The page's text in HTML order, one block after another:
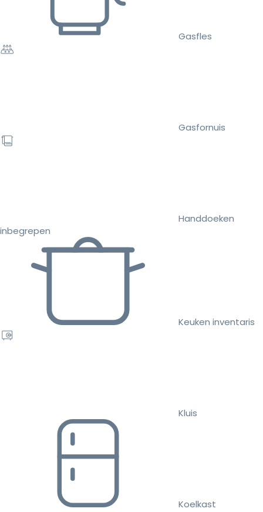
Gasfles
Gasfornuis
Handdoeken
inbegrepen
Keuken inventaris
Kluis
Koelkast